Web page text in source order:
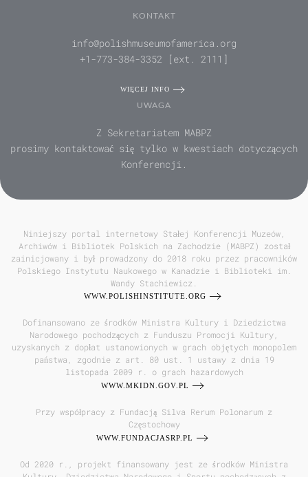
KONTAKT
info@polishmuseumofamerica.org
+1-773-384-3352 [ext. 2111]
WIĘCEJ INFO
UWAGA
Z Sekretariatem MABPZ
prosimy kontaktować się tylko w kwestiach dotyczących
Konferencji.
Niniejszy portal internetowy Stałej Konferencji Muzeów,
Archiwów i Bibliotek Polskich na Zachodzie (MABPZ) został
zainicjowany i był prowadzony do 2018 roku przez pracowników
Polskiego Instytutu Naukowego w Kanadzie i Biblioteki im.
Wandy Stachiewicz.
WWW.POLISHINSTITUTE.ORG
Dofinansowano ze środków Ministra Kultury i Dziedzictwa
Narodowego pochodzących z Funduszu Promocji Kultury,
uzyskanych z dopłat ustanowionych w grach objętych monopolem
państwa, zgodnie z art. 80 ust. 1 ustawy z dnia 19
listopada 2009 r. o grach hazardowych
WWW.MKIDN.GOV.PL
Przy współpracy z Fundacją Silva Rerum Polonarum z
Częstochowy
WWW.FUNDACJASRP.PL
Od 2020 r., projekt finansowany jest ze środków Ministra